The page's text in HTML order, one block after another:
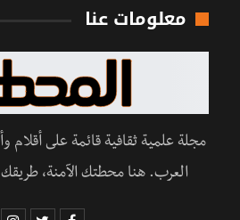
معلومات عنا
مجلة علمية ثقافية قائمة على
العرب. هنا محطتك الآمنة، طريقك